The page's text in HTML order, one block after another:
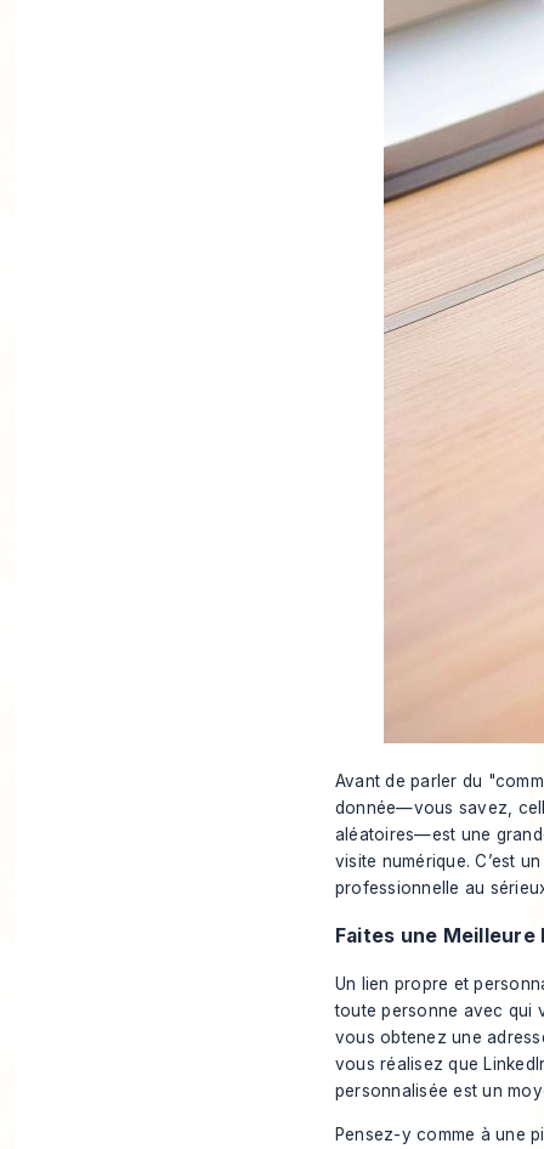
Avant de parler du
donnée—vous savez,
aléatoires—est une
visite numérique. C’est
professionnelle au
Faites une Meilleure
Un lien propre et
toute personne avec qui
vous obtenez une
vous réalisez que
personnalisée est un
Pensez-y comme à une